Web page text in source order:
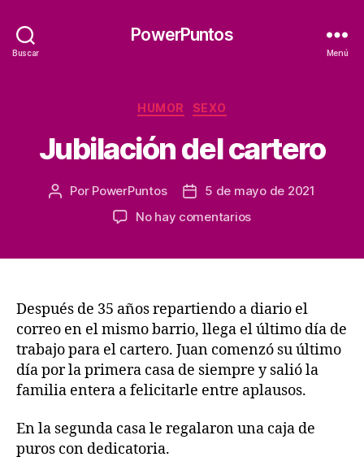
Buscar
PowerPuntos
Menú
Categorías
HUMOR SEXO
Jubilación del cartero
Autor
Por PowerPuntos
Fecha5 de mayo de 2021
No hay comentariosen
Después de 35 años repartiendo a diario el
correo en el mismo barrio, llega el último día de
trabajo para el cartero. Juan comenzó su último
día por la primera casa de siempre y salió la
familia entera a felicitarle entre aplausos.
En la segunda casa le regalaron una caja de
puros con dedicatoria.